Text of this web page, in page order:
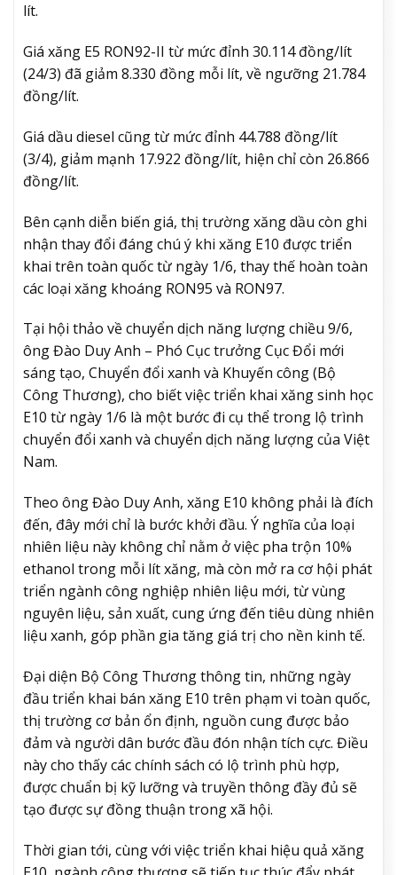
lít.
Giá xăng E5 RON92-II từ mức đỉnh 30.114 đồng/lít
(24/3) đã giảm 8.330 đồng mỗi lít, về ngưỡng 21.784
đồng/lít.
Giá dầu diesel cũng từ mức đỉnh 44.788 đồng/lít
(3/4), giảm mạnh 17.922 đồng/lít, hiện chỉ còn 26.866
đồng/lít.
Bên cạnh diễn biến giá, thị trường xăng dầu còn ghi
nhận thay đổi đáng chú ý khi xăng E10 được triển
khai trên toàn quốc từ ngày 1/6, thay thế hoàn toàn
các loại xăng khoáng RON95 và RON97.
Tại hội thảo về chuyển dịch năng lượng chiều 9/6,
ông Đào Duy Anh – Phó Cục trưởng Cục Đổi mới
sáng tạo, Chuyển đổi xanh và Khuyến công (Bộ
Công Thương), cho biết việc triển khai xăng sinh học
E10 từ ngày 1/6 là một bước đi cụ thể trong lộ trình
chuyển đổi xanh và chuyển dịch năng lượng của Việt
Nam.
Theo ông Đào Duy Anh, xăng E10 không phải là đích
đến, đây mới chỉ là bước khởi đầu. Ý nghĩa của loại
nhiên liệu này không chỉ nằm ở việc pha trộn 10%
ethanol trong mỗi lít xăng, mà còn mở ra cơ hội phát
triển ngành công nghiệp nhiên liệu mới, từ vùng
nguyên liệu, sản xuất, cung ứng đến tiêu dùng nhiên
liệu xanh, góp phần gia tăng giá trị cho nền kinh tế.
Đại diện Bộ Công Thương thông tin, những ngày
đầu triển khai bán xăng E10 trên phạm vi toàn quốc,
thị trường cơ bản ổn định, nguồn cung được bảo
đảm và người dân bước đầu đón nhận tích cực. Điều
này cho thấy các chính sách có lộ trình phù hợp,
được chuẩn bị kỹ lưỡng và truyền thông đầy đủ sẽ
tạo được sự đồng thuận trong xã hội.
Thời gian tới, cùng với việc triển khai hiệu quả xăng